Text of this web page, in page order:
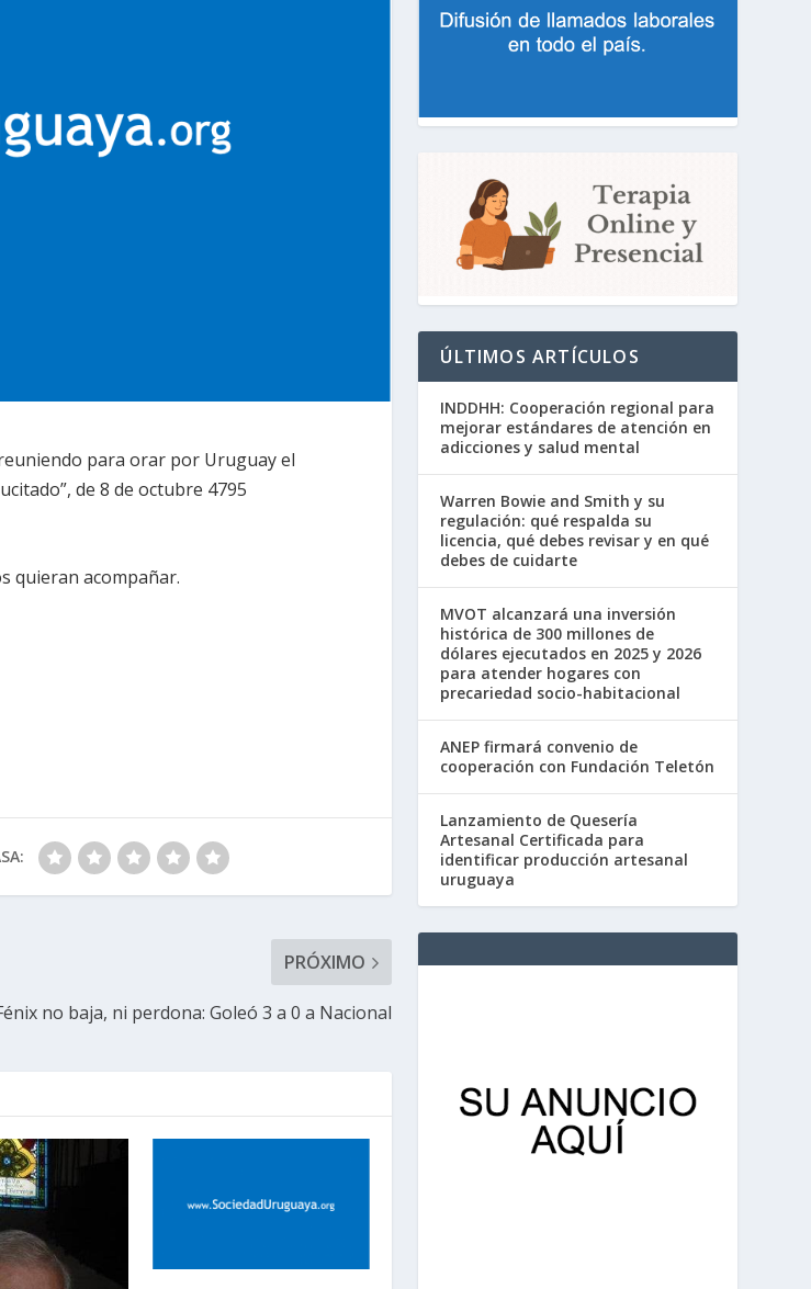
para orar por Uruguay el
de 8 de octubre 4795
quieran acompañar.
PRÓXIMO
no baja, ni perdona: Goleó 3 a 0 a Nacional
ÚLTIMOS ARTÍCULOS
INDDHH: Cooperación regional para
mejorar estándares de atención en
adicciones y salud mental
Warren Bowie and Smith y su
regulación: qué respalda su
licencia, qué debes revisar y en qué
debes de cuidarte
MVOT alcanzará una inversión
histórica de 300 millones de
dólares ejecutados en 2025 y 2026
para atender hogares con
precariedad socio-habitacional
ANEP firmará convenio de
cooperación con Fundación Teletón
Lanzamiento de Quesería
Artesanal Certificada para
identificar producción artesanal
uruguaya